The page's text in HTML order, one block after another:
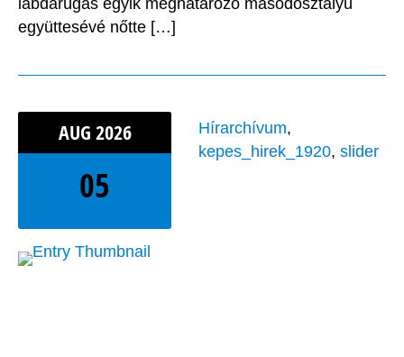
labdarúgás egyik meghatározó másodosztályú
együttesévé nőtte […]
AUG 2026
05
Hírarchívum,
kepes_hirek_1920, slider